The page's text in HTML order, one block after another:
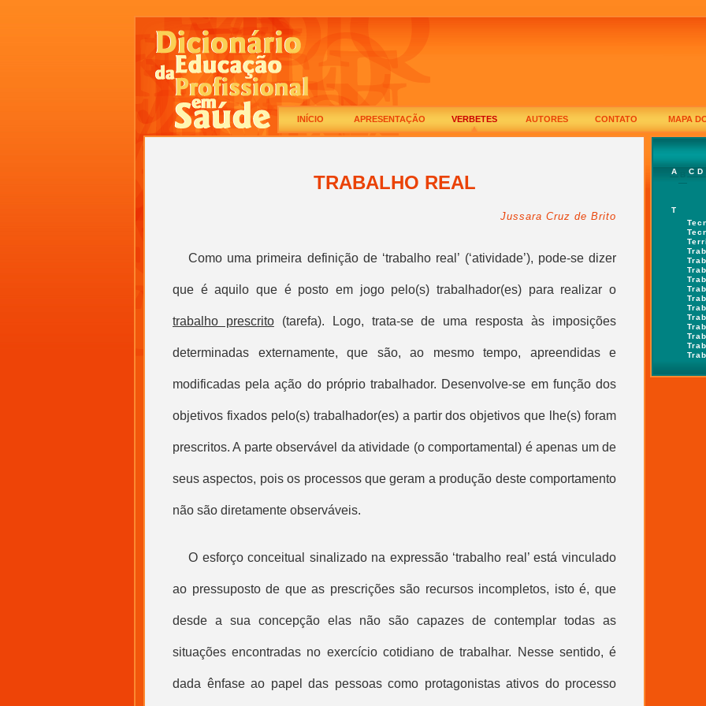
INÍCIO APRESENTAÇÃO VERBETES AUTORES CONTATO MAPA
A C D
T
TRABALHO REAL
Jussara Cruz de Brito
Como uma primeira definição de ‘trabalho real ’ (‘atividade’), pode-se dizer
que é aquilo que é posto em jogo pelo(s) trabalhador(es) para realizar o
trabalho prescrito(tarefa). Logo, trata-se de uma resposta às imposições
determinadas externamente, que são, ao mesmo tempo, apreendidas e
modificadas pela ação do próprio trabalhador. Desenvolve-se em função dos
objetivos fixados pelo(s) trabalhador(es) a partir dos objetivos que lhe(s) foram
prescritos. A parte observável da atividade (o comportamental) é apenas um de
seus aspectos, pois os processos que geram a produção deste comportamento
não são diretamente observáveis.
O esforço conceitual sinalizado na expressão ‘trabalho real ’ está vinculado
ao pressuposto de que as prescrições são recursos incompletos, isto é, que
desde a sua concepção elas não são capazes de contemplar todas as
situações encontradas no exercício cotidiano de trabalhar. Nesse sentido, é
dada ênfase ao papel das pessoas como protagonistas ativos do processo